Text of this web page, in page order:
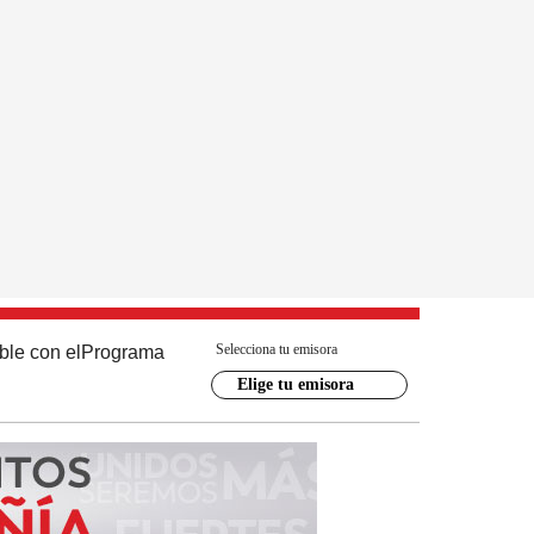
con el Programa Selecciona tu emisora
Elige tu emisora